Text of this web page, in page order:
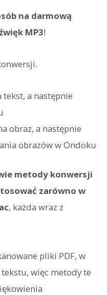
na darmową
MP3!
tekst, a następnie
obraz, a następnie
obrazów w Ondoku
metody konwersji
zarówno w
, każda wraz z
pliki PDF, w
więc metody te